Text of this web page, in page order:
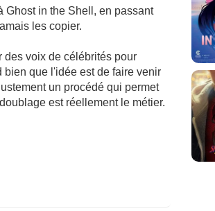
Ghost in the Shell, en passant
les copier.
des voix de célébrités pour
bien que l'idée est de faire venir
un procédé qui permet
est réellement le métier.